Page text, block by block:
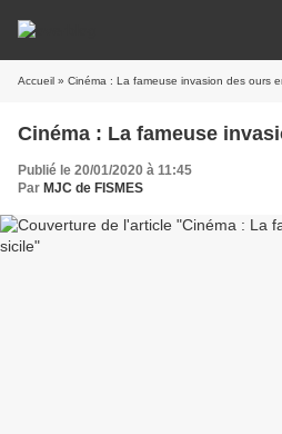
Accueil » Cinéma : La fameuse invasion des ours
Cinéma : La fameuse
Publié le 20/01/2020 à 11:45
Par MJC de FISMES